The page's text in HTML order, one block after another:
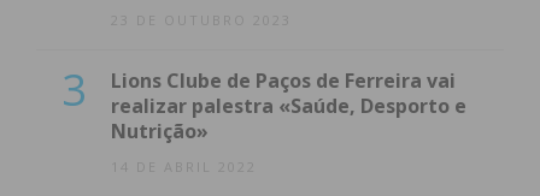
23 DE OUTUBRO 2023
3
Lions Clube de Paços de Ferreira vai
realizar palestra «Saúde, Desporto e
Nutrição»
14 DE ABRIL 2022